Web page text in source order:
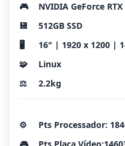
🎮
NVIDIA GeForce RTX
💾
512GB SSD
🖥️
16" | 1920 x 1200 |
🧩
Linux
⚖️
2.2kg
⚙️
Pts Processador: